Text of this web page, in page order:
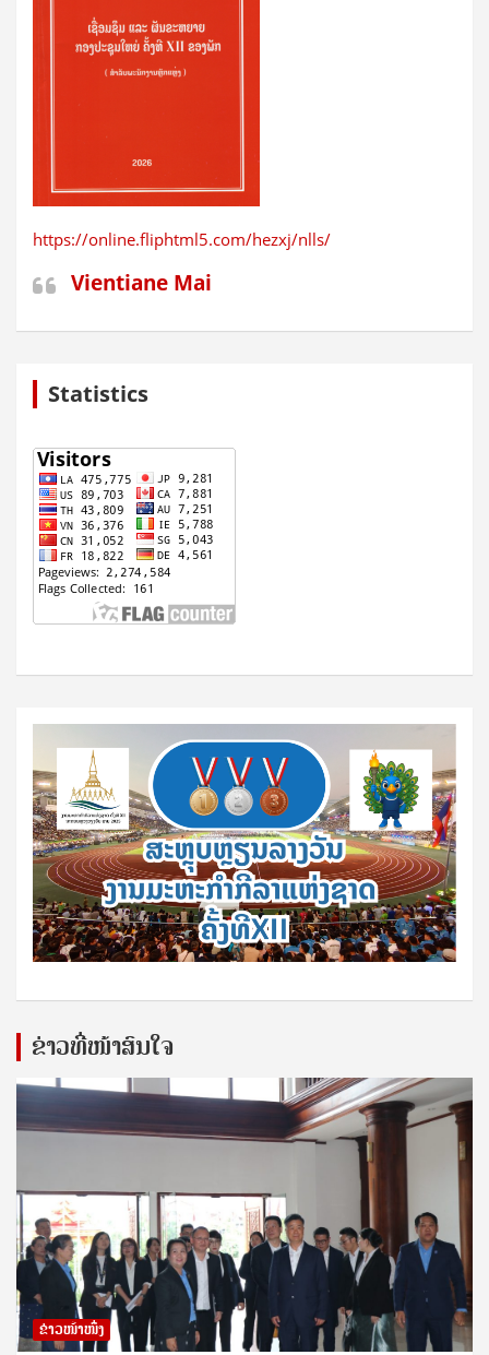
https://online.fliphtml5.com/hezxj/nlls/
Vientiane Mai
Statistics
ຂ່າວທີ່ໜ້າສົນໃຈ
ຂ່າວໜ້າໜຶ່ງ